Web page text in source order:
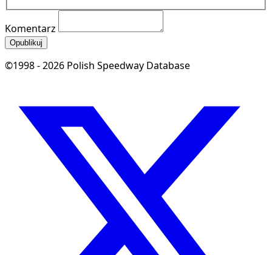
Komentarz
Opublikuj
©1998 - 2026 Polish Speedway Database